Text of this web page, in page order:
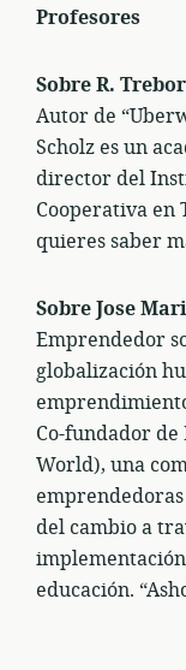
Profesores
Sobre R.
Autor de
Scholz es un
director del
Cooperativa en
quieres saber
Sobre Jose
Emprendedor
globalización
Co-fundador
World), una
del cambio a
educación.